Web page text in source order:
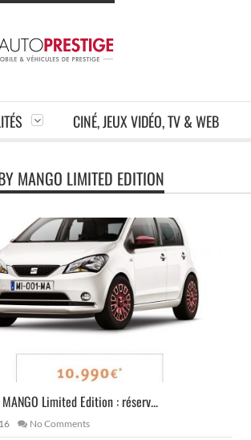
CINÉ, JEUX VIDÉO, TV & WEB
MANGO LIMITED EDITION
Limited Edition : réserv...
No Comments